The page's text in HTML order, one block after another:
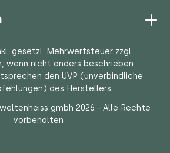
gesetzl. Mehrwertsteuer zzgl.
, wenn nicht anders beschrieben.
den UVP (unverbindliche
des Herstellers.
gmbh 2026 - Alle Rechte
vorbehalten